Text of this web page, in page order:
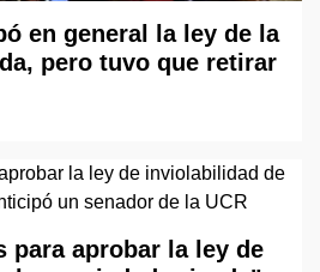
en general la ley de la
pero tuvo que retirar
para aprobar la ley de